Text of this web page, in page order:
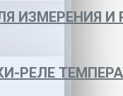
ИЗМЕРЕНИЯ И
РЕЛЕ